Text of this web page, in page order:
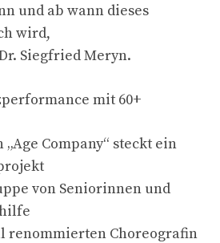
und ab wann dieses
wird,
Siegfried Meryn.
mit 60+
Company“ steckt ein
von Seniorinnen und
renommierten Choreografin